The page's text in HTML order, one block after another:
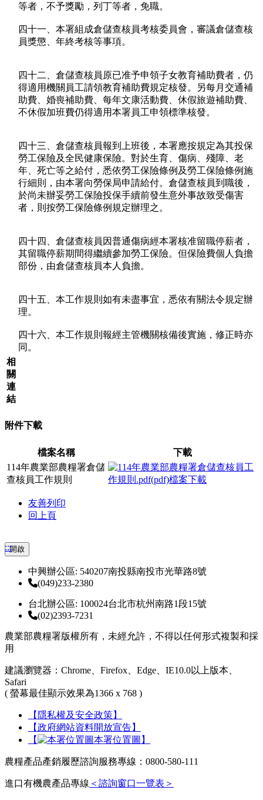
等者，不予獎勵，列丁等者，免職。
四十一、本署組成倉儲查核員考核委員會，審議倉儲查核
員獎懲、年終考核等事項。
四十二、倉儲查核員原已准予申領子女教育補助費者，仍
得適用機關員工請領教育補助費規定核發。另每月交通補
助費、婚喪補助費、每年文康活動費、休假旅遊補助費、
不休假加班費仍得適用本署員工申領標準核發。
四十三、倉儲查核員報到上班後，本署應按規定為其投保
勞工保險及全民健康保險。對於生育、傷病、殘障、老
年、死亡等之給付，悉依勞工保險條例及勞工保險條例施
行細則，由本署向勞保局申請給付。倉儲查核員到職後，
於尚未辦妥勞工保險投保手續前發生意外事故致受傷害
者，則按勞工保險條例規定辦理之。
四十四、倉儲查核員因普通傷病經本署核准留職停薪者，
其留職停薪期間得繼續參加勞工保險。但保險費個人負擔
部份，由倉儲查核員本人負擔。
四十五、本工作規則如有未盡事宜，悉依有關法令規定辦
理。
四十六、本工作規則報經主管機關核備後實施，修正時亦
同。
相
關
連
結
附件下載
檔案名稱
下載
114年農業部農糧署倉儲
查核員工作規則
友善列印
回上頁
:::開啟
中興辦公區: 540207南投縣南投市光華路8號
(049)233-2380
台北辦公區: 100024台北市杭州南路1段15號
(02)2393-7231
農業部農糧署版權所有，未經允許，不得以任何形式複製和採
用
建議瀏覽器：Chrome、Firefox、Edge、IE10.0以上版本、
Safari
( 螢幕最佳顯示效果為1366 x 768 )
【隱私權及安全政策】
【政府網站資料開放宣告】
【
本署位置圖】
農糧產品產銷履歷諮詢服務專線：0800-580-111
進口有機農產品專線 ＜諮詢窗口一覽表＞